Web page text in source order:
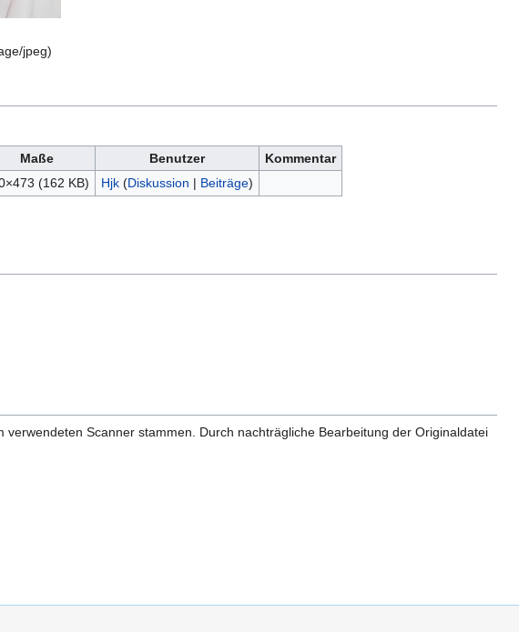
jpeg)
Maße Benutzer
Kommentar
(162 KB) Hjk (Diskussion | Beiträge)
Scanner stammen. Durch nachträgliche Bearbeitung der Originaldatei